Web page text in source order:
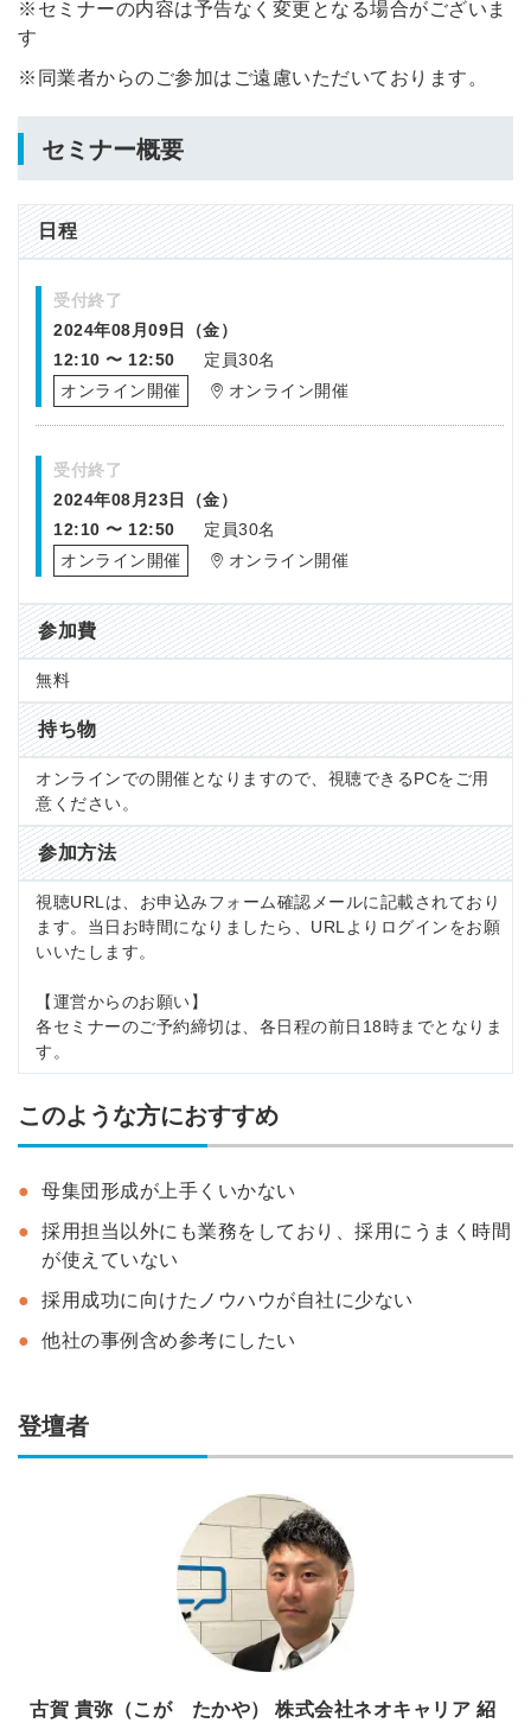
※セミナーの内容は予告なく変更となる場合がございま
す
※同業者からのご参加はご遠慮いただいております。
セミナー概要
日程
2024年08月09日（金）
12:10 〜 12:50
定員30名
オンライン開催
オンライン開催
受付終了
2024年08月23日（金）
12:10 〜 12:50
定員30名
オンライン開催
オンライン開催
受付終了
参加費
無料
持ち物
オンラインでの開催となりますので、視聴できるPCをご用
意ください。
参加方法
視聴URLは、お申込みフォーム確認メールに記載されており
ます。当日お時間になりましたら、URLよりログインをお願
いいたします。
【運営からのお願い】
各セミナーのご予約締切は、各日程の前日18時までとなりま
す。
このような方におすすめ
母集団形成が上手くいかない
採用担当以外にも業務をしており、採用にうまく時間
が使えていない
採用成功に向けたノウハウが自社に少ない
他社の事例含め参考にしたい
登壇者
古賀 貴弥（こが たかや） 株式会社ネオキャリア 紹